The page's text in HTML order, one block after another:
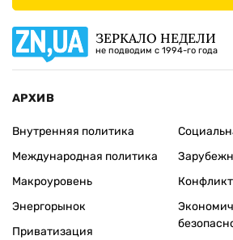
ЗЕРКАЛО НЕДЕЛИ
не подводим с 1994-го года
АРХИВ
Внутренняя политика
Международная политика
Макроуровень
Энергорынок
Приватизация